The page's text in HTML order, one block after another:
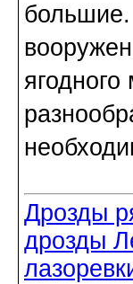
Дрозды
дрозды